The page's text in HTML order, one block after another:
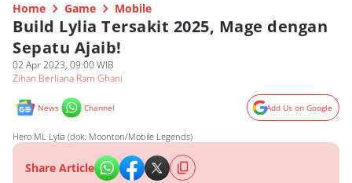
Home Game Mobile
Build Lylia Tersakit 2025, Mage dengan
Sepatu Ajaib!
02 Apr 2023, 09:00 WIB
Zihan Berliana Ram Ghani
News Channel Add Us on Google
Hero ML Lylia (dok. Moonton/Mobile Legends)
Share Article